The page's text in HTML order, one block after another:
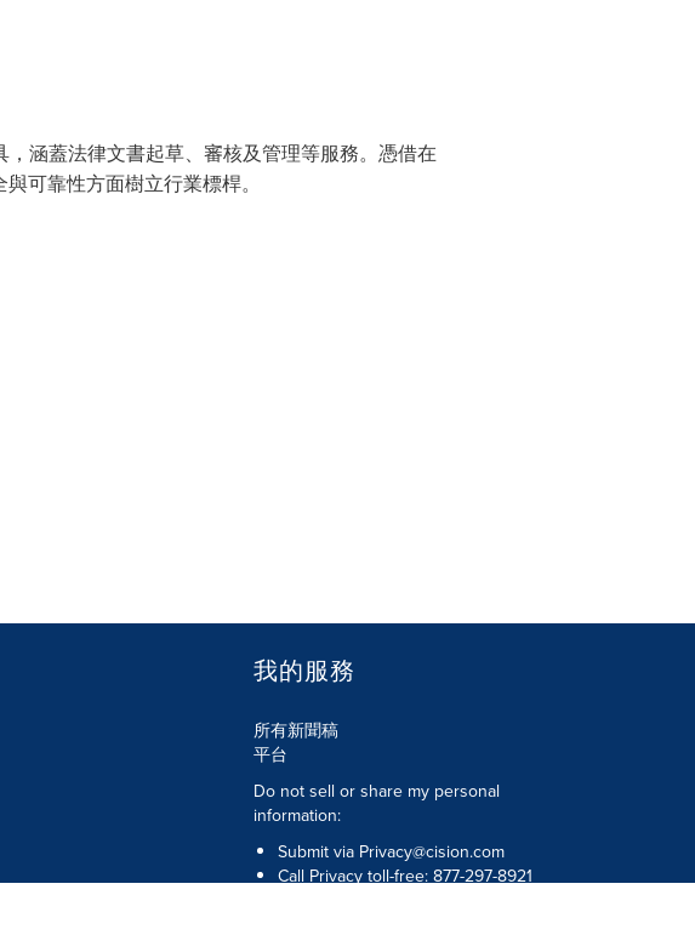
涵蓋法律文書起草、審核及管理等服務。憑借在
可靠性方面樹立行業標桿。
我的服務
所有新聞稿
平台
Do not sell or share my personal
information:
Submit via Privacy@cision.com
Call Privacy toll-free: 877-297-8921